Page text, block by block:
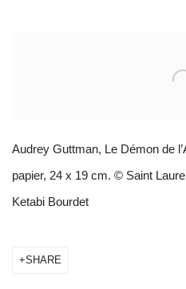
Audrey Guttman, Le Démon de
papier, 24 x 19 cm. © Saint
Ketabi Bourdet
SHARE